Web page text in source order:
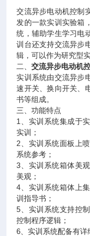
交流异步电动机控制
发的一款实训实验箱
统，辅助学生学习电
训台还支持交流异步
辑，可以作为研究型
二、交流异步电动机
实训系统由交流异步
速开关、换向开关、
书等组成。
三、功能特点
1、实训系统集成于
实训；
2、实训系统面板上
系统参考；
3、实训系统箱体美
美观；
4、实训系统箱体上
训指导书；
5、实训系统支持控
控制程序逻辑；
6、实训系统配备有详